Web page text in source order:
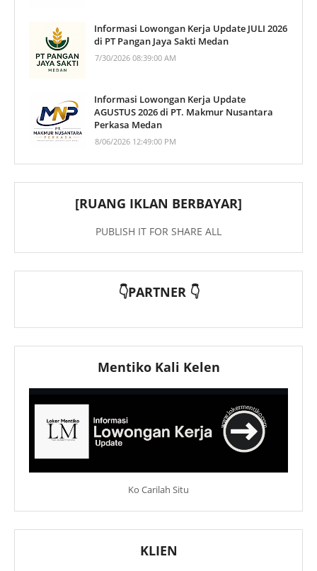
Informasi Lowongan Kerja Update JULI 2026
di PT Pangan Jaya Sakti Medan
7/30/2026 08:39:00 AM
Informasi Lowongan Kerja Update
AGUSTUS 2026 di PT. Makmur Nusantara
Perkasa Medan
8/06/2026 12:49:00 PM
[RUANG IKLAN BERBAYAR]
PUBLISH IT FOR SHARE ALL
👇PARTNER 👇
Mentiko Kali Kelen
Ko Carilah Situ
KLIEN